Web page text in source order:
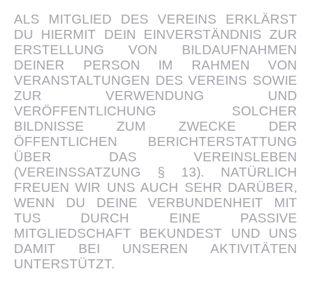
ALS MITGLIED DES VEREINS ERKLÄRST
DU HIERMIT DEIN EINVERSTÄNDNIS ZUR
ERSTELLUNG VON BILDAUFNAHMEN
DEINER PERSON IM RAHMEN VON
VERANSTALTUNGEN DES VEREINS SOWIE
ZUR VERWENDUNG UND
VERÖFFENTLICHUNG SOLCHER
BILDNISSE ZUM ZWECKE DER
ÖFFENTLICHEN BERICHTERSTATTUNG
ÜBER DAS VEREINSLEBEN
(VEREINSSATZUNG § 13). NATÜRLICH
FREUEN WIR UNS AUCH SEHR DARÜBER,
WENN DU DEINE VERBUNDENHEIT MIT
TUS DURCH EINE PASSIVE
MITGLIEDSCHAFT BEKUNDEST UND UNS
DAMIT BEI UNSEREN AKTIVITÄTEN
UNTERSTÜTZT.​